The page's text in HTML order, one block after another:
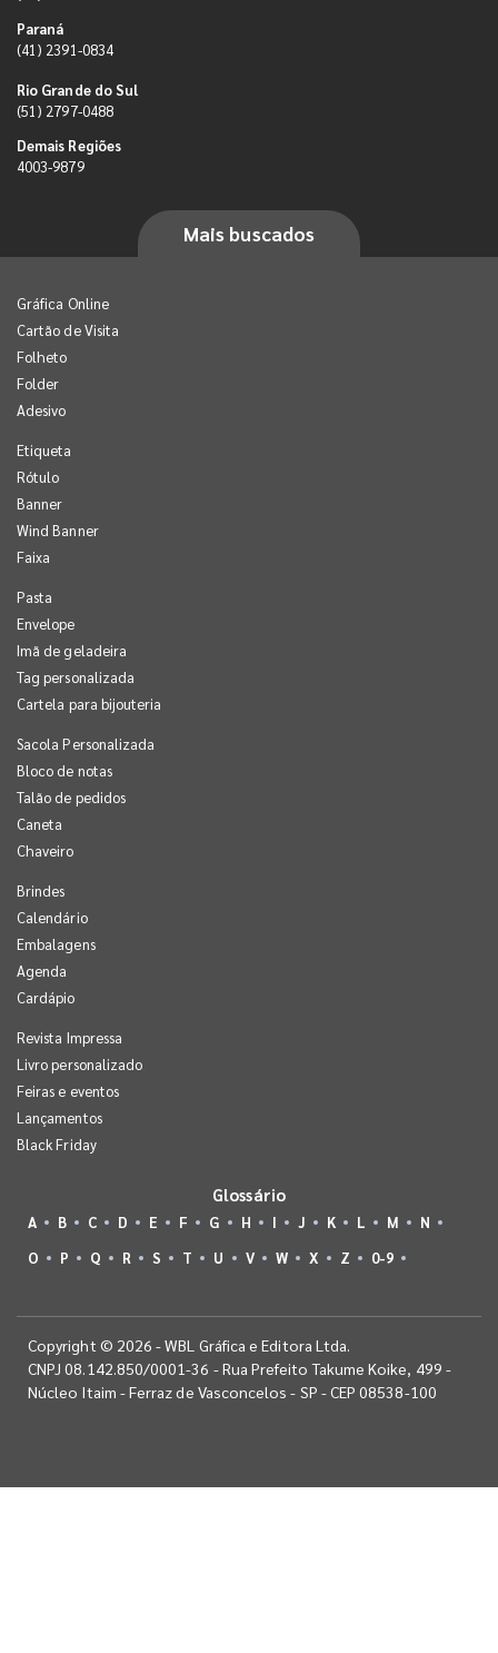
Paraná
(41) 2391-0834
Rio Grande do Sul
(51) 2797-0488
Demais Regiões
4003-9879
Mais buscados
Gráfica Online
Cartão de Visita
Folheto
Folder
Adesivo
Etiqueta
Rótulo
Banner
Wind Banner
Faixa
Pasta
Envelope
Imã de geladeira
Tag personalizada
Cartela para bijouteria
Sacola Personalizada
Bloco de notas
Talão de pedidos
Caneta
Chaveiro
Brindes
Calendário
Embalagens
Agenda
Cardápio
Revista Impressa
Livro personalizado
Feiras e eventos
Lançamentos
Black Friday
Glossário
A B C D E F G H I J K L M
N
O
P Q R S T U V W X Z 0-9
Copyright © 2026 - WBL Gráfica e Editora Ltda.
CNPJ 08.142.850/0001-36 - Rua Prefeito Takume Koike, 499 -
Núcleo Itaim - Ferraz de Vasconcelos - SP - CEP 08538-100